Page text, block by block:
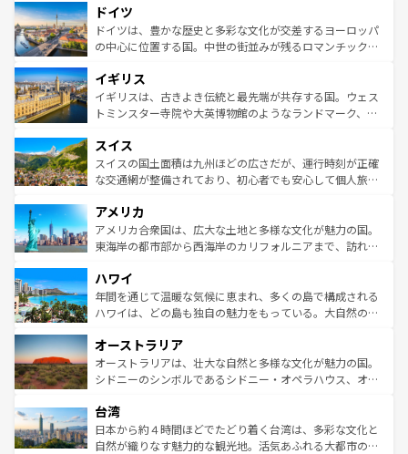
せる。地方によって風土や気候が異なるスペインはその個
性で訪れる人を魅了する。 なお、新着のスペイン情報は コ
ンテンツ一覧を参照してほしい。
で、幅広い魅力が詰まっている。華麗な宮殿、歴史的な大
聖堂、美しいビーチ、そして豊かな自然が、訪れる者を心
から魅了する。また、フランスは美食の国としても知ら
いる。シャンパンの発祥地であるランス、プロヴァンスの
香り高いラベンダー畑など、多彩な楽しみ方が可能だ。さ
らに、パリ以外の地域にも魅力が溢れており、どの街角に
れる地方に足を運ぶとそれぞれで全く異なる文化を体験で
きるだろう。 なお、新着のフランス情報はコンテンツ一覧
を参照してほしい。
ドイツ
ドイツは、豊かな歴史と多彩な文化が交差するヨーロッパ
の中心に位置する国。中世の街並みが残るロマンチック街
顔を持つこの国は、どこを歩いても飽きることがない。ベ
ルリンの文化的活気、バイエルン州のアルプスの絶景、そ
してライン川沿いのワイン畑といった風景は必見。ビール
は、お酒好きな人にはぜひ体験してほしい。 なお、新着の
ドイツ情報はコンテンツ一覧を参照してほしい。
イギリス
イギリスは、古きよき伝統と最先端が共存する国。ウェス
トミンスター寺院や大英博物館のようなランドマーク、歴
リアごとに異なる魅力がある。また、優雅なアフタヌーン
ティー、ビール好きにはたまらない英国パブ、サッカー観
戦など、本場だからこそできる体験も豊富。イギリスを旅
ンツ一覧を参照してほしい。
スイス
スイスの国土面積は九州ほどの広さだが、運行時刻が正確
な交通網が整備されており、初心者でも安心して個人旅行
の建物がそのまま残る町や、スイスならではのユニークな
博物館もあり、アルプス観光だけでなく町歩きも満喫する
ことができる。国民の所得が高いため物価も高いが、旅行
ば市内交通費無料で観光を楽しむこともできる。 なお、新
着のスイス情報はコンテンツ一覧 を参照してほしい。
アメリカ
アメリカ合衆国は、広大な土地と多様な文化が魅力の国。
東海岸の都市部から西海岸のカリフォルニアまで、訪れる
のような巨大都市は、観光、ショッピング、エンターテイ
ンメントが詰まった刺激的なスポットだ。一方、アメリカ
西部には大自然が広がり、グランドキャニオンやイエロー
部のニューオーリンズでは、音楽と美食が融合した独特の
文化が魅力。旅行者はアメリカの各地域で異なる魅力を楽
しみながら、その多様性と豊かな歴史を感じることができ
ならではの贅沢な旅のスタイルだ。 なお、新着のアメリカ
情報はコンテンツ一覧を参照してほしい。
ハワイ
年間を通じて温暖な気候に恵まれ、多くの島で構成される
ハワイは、どの島も独自の魅力をもっている。大自然の神
ワイ島は見逃せない。また、定番の観光地といえばオアフ
島だが、静かな自然を求めるならマウイ島やカウアイ島が
おすすめ。エメラルドグリーンに輝く海をはじめ、豊かな
れるおもてなしの心で訪れる人々を迎えてくれるハワイの
人々、おいしいローカルフードやハワイアンミュージッ
ク、伝統的なフラダンスなど、すべてがハワイの魅力を彩
オーストラリア
オーストラリアは、壮大な自然と多様な文化が魅力の国。
シドニーのシンボルであるシドニー・オペラハウス、オー
リアリーフや大陸中央部にそびえるウルル（エアーズロッ
ク）、タスマニアの美しい原生林やケアンズの熱帯雨林な
ど、見どころがたくさん。また、カフェやワイン、オージ
台湾
日本から約４時間ほどでたどり着く台湾は、多彩な文化と
自然が織りなす魅力的な観光地。活気あふれる大都市の台